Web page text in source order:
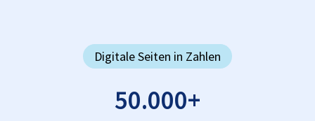
Digitale Seiten in Zahlen
50.000+